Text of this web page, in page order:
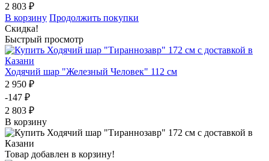
2 803 ₽
В корзину Продолжить покупки
Скидка!
Быстрый просмотр
Ходячий шар "Железный Человек" 112 см
2 950 ₽
-147 ₽
2 803 ₽
В корзину
Товар добавлен в корзину!